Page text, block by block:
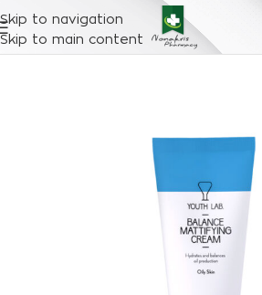
Skip to navigation
Skip to main content